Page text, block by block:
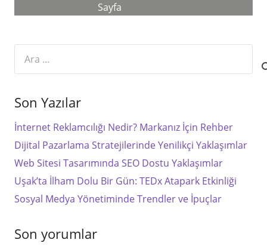
Sayfa
Son Yazılar
İnternet Reklamcılığı Nedir? Markanız İçin Rehber
Dijital Pazarlama Stratejilerinde Yenilikçi Yaklaşımlar
Web Sitesi Tasarımında SEO Dostu Yaklaşımlar
Uşak’ta İlham Dolu Bir Gün: TEDx Atapark Etkinliği
Sosyal Medya Yönetiminde Trendler ve İpuçlar
Son yorumlar